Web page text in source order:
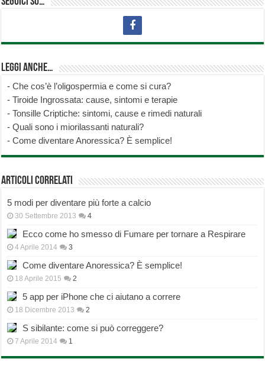
Leggi anche…
-Che cos’è l’oligospermia e come si cura?
-Tiroide Ingrossata: cause, sintomi e terapie
-Tonsille Criptiche: sintomi, cause e rimedi naturali
-Quali sono i miorilassanti naturali?
-Come diventare Anoressica? È semplice!
Articoli correlati
5 modi per diventare più forte a calcio
30 Settembre 2013 4
Ecco come ho smesso di Fumare per tornare a Respirare
4 Aprile 2014 3
Come diventare Anoressica? È semplice!
18 Aprile 2015 2
5 app per iPhone che ci aiutano a correre
18 Dicembre 2013 2
S sibilante: come si può correggere?
7 Aprile 2014 1